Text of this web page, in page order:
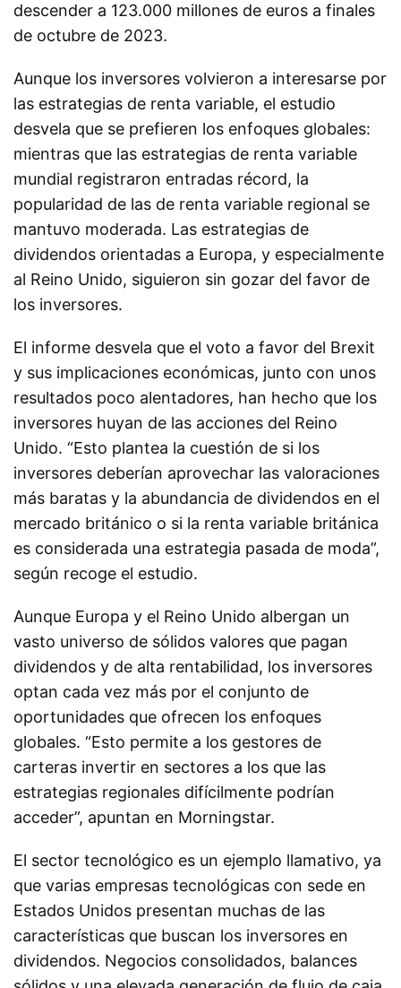
descender a 123.000 millones de euros a finales
de octubre de 2023.
Aunque los inversores volvieron a interesarse por
las estrategias de renta variable, el estudio
desvela que se prefieren los enfoques globales:
mientras que las estrategias de renta variable
mundial registraron entradas récord, la
popularidad de las de renta variable regional se
mantuvo moderada. Las estrategias de
dividendos orientadas a Europa, y especialmente
al Reino Unido, siguieron sin gozar del favor de
los inversores.
El informe desvela que el voto a favor del Brexit
y sus implicaciones económicas, junto con unos
resultados poco alentadores, han hecho que los
inversores huyan de las acciones del Reino
Unido. “Esto plantea la cuestión de si los
inversores deberían aprovechar las valoraciones
más baratas y la abundancia de dividendos en el
mercado británico o si la renta variable británica
es considerada una estrategia pasada de moda”,
según recoge el estudio.
Aunque Europa y el Reino Unido albergan un
vasto universo de sólidos valores que pagan
dividendos y de alta rentabilidad, los inversores
optan cada vez más por el conjunto de
oportunidades que ofrecen los enfoques
globales. “Esto permite a los gestores de
carteras invertir en sectores a los que las
estrategias regionales difícilmente podrían
acceder”, apuntan en Morningstar.
El sector tecnológico es un ejemplo llamativo, ya
que varias empresas tecnológicas con sede en
Estados Unidos presentan muchas de las
características que buscan los inversores en
dividendos. Negocios consolidados, balances